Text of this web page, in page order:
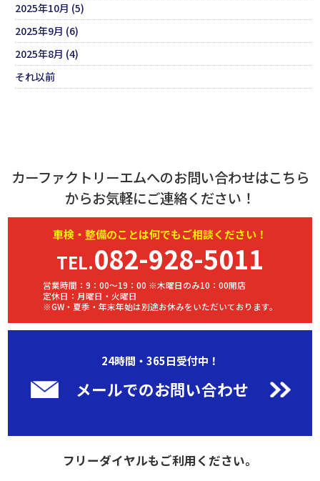
2025年10月 (5)
2025年9月 (6)
2025年8月 (4)
それ以前
カーファクトリーエムへのお問い合わせはこちら
からお気軽にご連絡ください！
車検・ 整備のことは何でもご相談ください！
TEL.082-928-5011
営業時間：9：00～19：00 ※木曜日のみ10：00開店
定休日：月曜日・火曜日
※GW・夏季・年末年始は別途お休みをいただいております。
24時間・365日受付中！
メールでのお問い合わせ
フリーダイヤルもご利用ください。